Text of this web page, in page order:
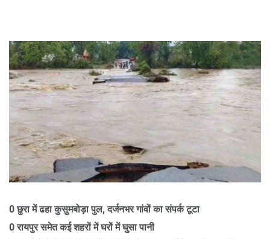
0 छुरा में ढहा कुसुमबोड़ा पुल, दर्जनभर गांवों का संपर्क टूटा
0 रायपुर समेत कई शहरों में घरों में घुसा पानी